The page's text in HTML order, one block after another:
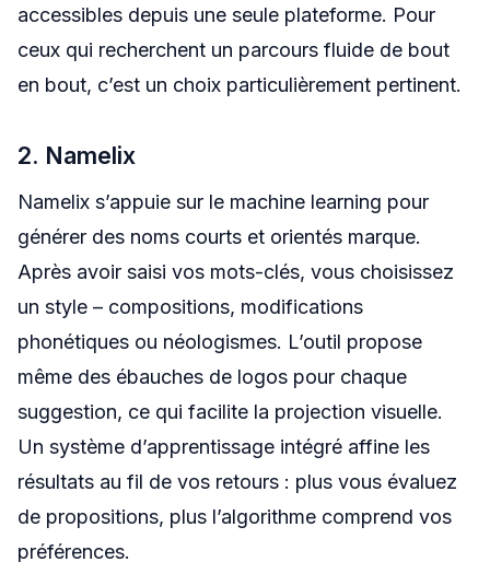
accessibles depuis une seule plateforme. Pour
ceux qui recherchent un parcours fluide de bout
en bout, c’est un choix particulièrement pertinent.
2. Namelix
Namelix s’appuie sur le machine learning pour
générer des noms courts et orientés marque.
Après avoir saisi vos mots-clés, vous choisissez
un style – compositions, modifications
phonétiques ou néologismes. L’outil propose
même des ébauches de logos pour chaque
suggestion, ce qui facilite la projection visuelle.
Un système d’apprentissage intégré affine les
résultats au fil de vos retours : plus vous évaluez
de propositions, plus l’algorithme comprend vos
préférences.